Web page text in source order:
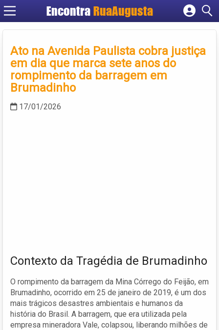
Encontra RuaAugusta
Cadastrar empresa
Criar conta
Ato na Avenida Paulista cobra justiça
em dia que marca sete anos do
rompimento da barragem em
Brumadinho
17/01/2026
Contexto da Tragédia de Brumadinho
O rompimento da barragem da Mina Córrego do Feijão, em
Brumadinho, ocorrido em 25 de janeiro de 2019, é um dos
mais trágicos desastres ambientais e humanos da
história do Brasil. A barragem, que era utilizada pela
empresa mineradora Vale, colapsou, liberando milhões de